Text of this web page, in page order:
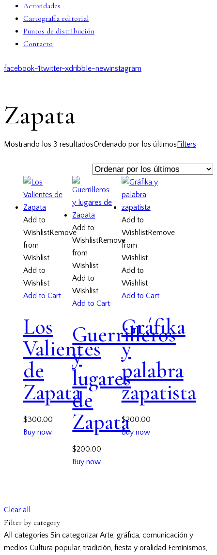
Actividades
Cartografía editorial
Puntos de distribución
Contacto
facebook-1twitter-xdribble-newinstagram
Zapata
Mostrando los 3 resultadosOrdenado por los últimos Filters
Add to
WishlistRemove
from
Wishlist
Add to
Wishlist
Add to Cart
Los
Valientes
de
Zapata
$300.00
Buy now
Add to
WishlistRemove
from
Wishlist
Add to
Wishlist
Add to Cart
Guerrilleros
y
lugares
de
Zapata
$200.00
Buy now
Add to
WishlistRemove
from
Wishlist
Add to
Wishlist
Add to Cart
Gráfika
y
palabra
zapatista
$200.00
Buy now
Clear all
Filter by category
All categories Sin categorizarArte, gráfica, comunicación y
medios Cultura popular, tradición, fiesta y oralidad Feminismos,